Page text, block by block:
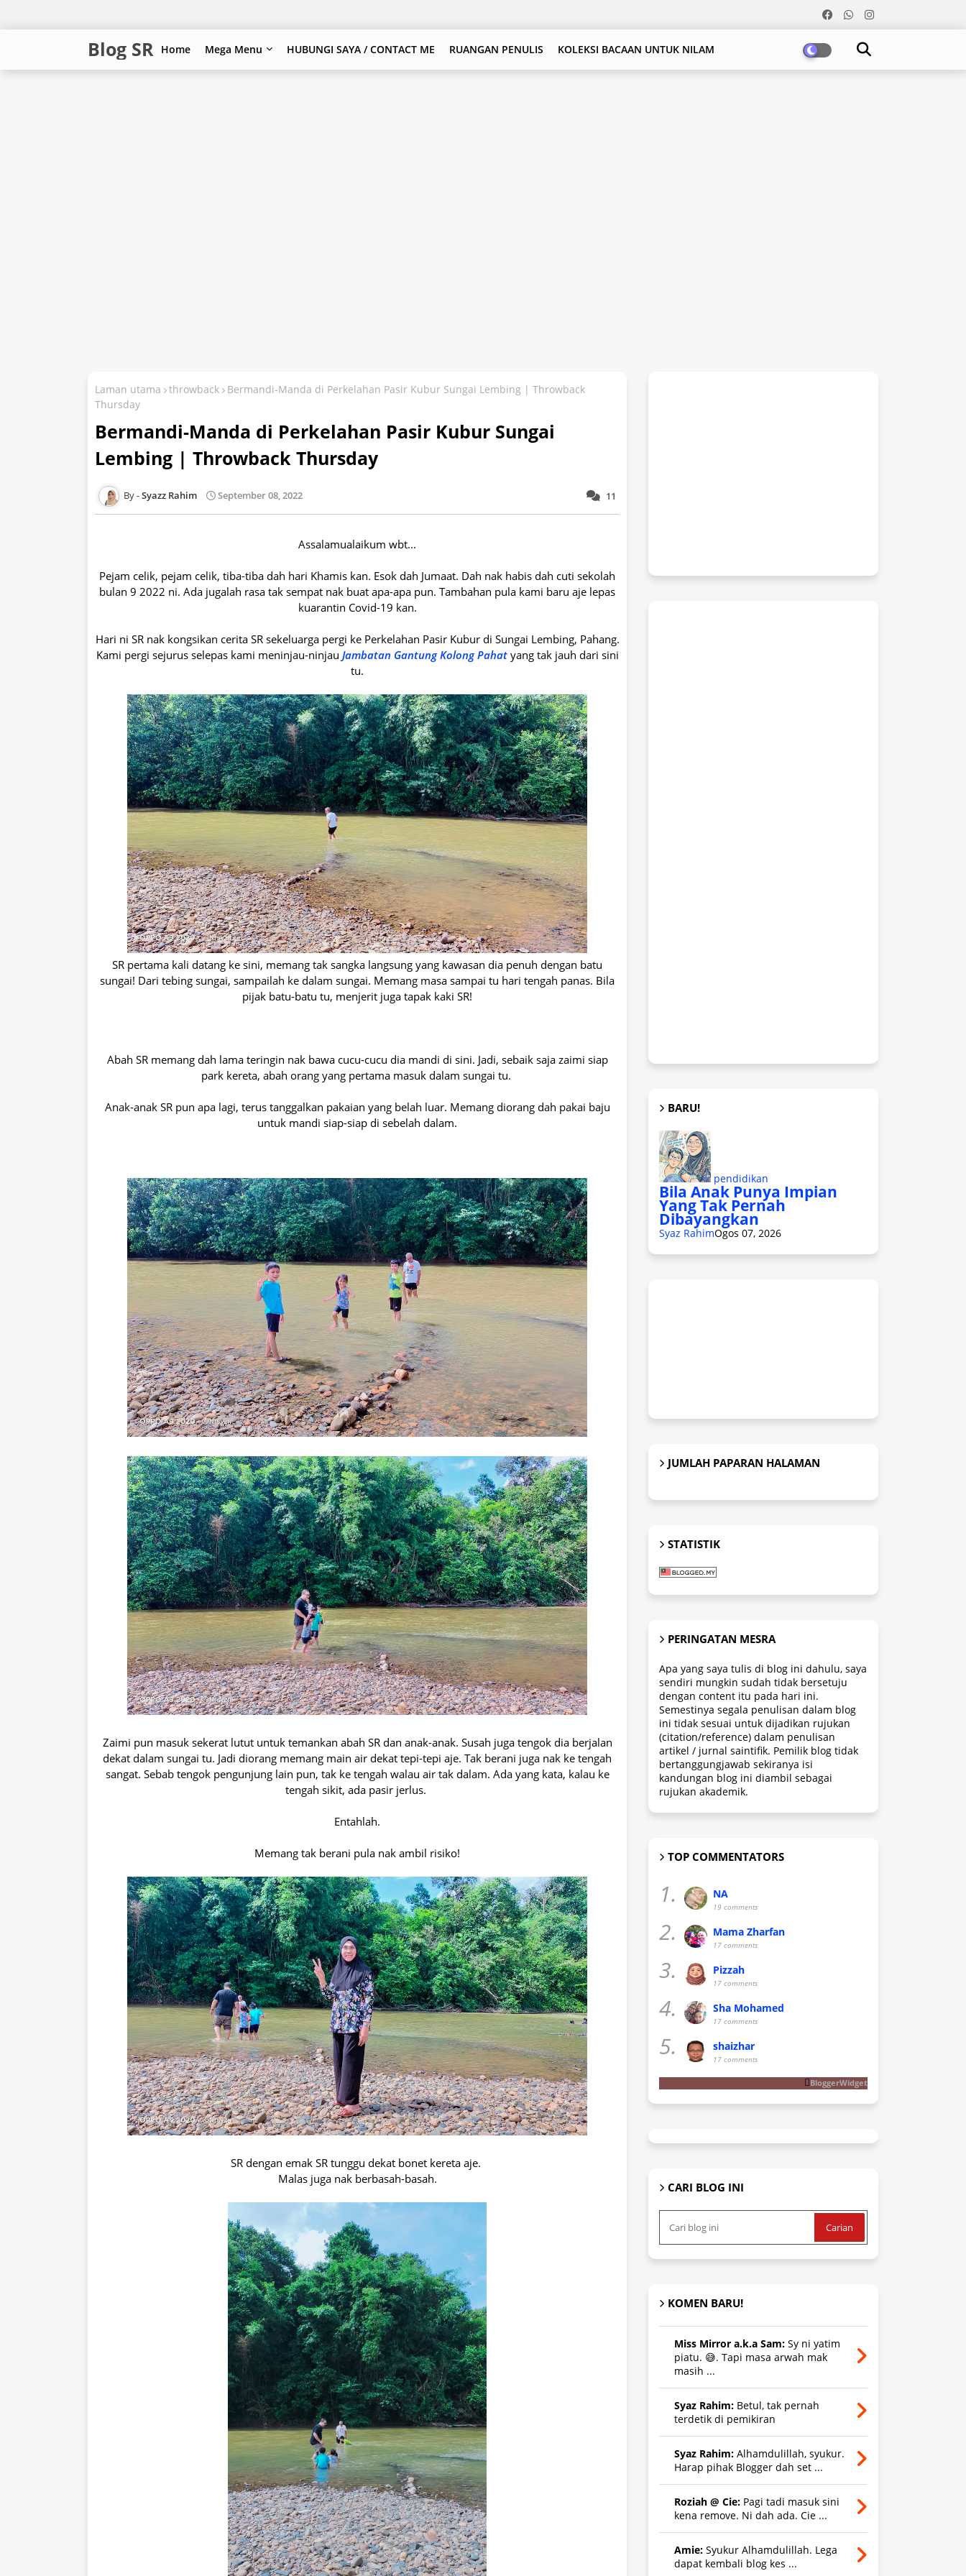
Blog SR Home Mega Menu HUBUNGI SAYA / CONTACT ME RUANGAN PENULIS KOLEKSI BACAAN UNTUK NILAM
Laman utama throwback
Bermandi-Manda di Perkelahan Pasir Kubur Sungai Lembing | Throwback
Thursday
Bermandi-Manda di Perkelahan Pasir Kubur Sungai
Lembing | Throwback Thursday
11
Syazz Rahim September 08, 2022
Assalamualaikum wbt...
Pejam celik, pejam celik, tiba-tiba dah hari Khamis kan. Esok dah Jumaat. Dah nak habis dah cuti sekolah
bulan 9 2022 ni. Ada jugalah rasa tak sempat nak buat apa-apa pun. Tambahan pula kami baru aje lepas
kuarantin Covid-19 kan.
Hari ni SR nak kongsikan cerita SR sekeluarga pergi ke Perkelahan Pasir Kubur di Sungai Lembing, Pahang.
Kami pergi sejurus selepas kami meninjau-ninjau Jambatan Gantung Kolong Pahatyang tak jauh dari sini
tu.
SR pertama kali datang ke sini, memang tak sangka langsung yang kawasan dia penuh dengan batu
sungai! Dari tebing sungai, sampailah ke dalam sungai. Memang masa sampai tu hari tengah panas. Bila
pijak batu-batu tu, menjerit juga tapak kaki SR!
Abah SR memang dah lama teringin nak bawa cucu-cucu dia mandi di sini. Jadi, sebaik saja zaimi siap
park kereta, abah orang yang pertama masuk dalam sungai tu.
Anak-anak SR pun apa lagi, terus tanggalkan pakaian yang belah luar. Memang diorang dah pakai baju
untuk mandi siap-siap di sebelah dalam.
Zaimi pun masuk sekerat lutut untuk temankan abah SR dan anak-anak. Susah juga tengok dia berjalan
dekat dalam sungai tu. Jadi diorang memang main air dekat tepi-tepi aje. Tak berani juga nak ke tengah
sangat. Sebab tengok pengunjung lain pun, tak ke tengah walau air tak dalam. Ada yang kata, kalau ke
tengah sikit, ada pasir jerlus.
Entahlah.
Memang tak berani pula nak ambil risiko!
SR dengan emak SR tunggu dekat bonet kereta aje.
Malas juga nak berbasah-basah.
BARU!
pendidikan
Bila Anak Punya Impian
Yang Tak Pernah
Dibayangkan
Syaz RahimOgos 07, 2026
JUMLAH PAPARAN HALAMAN
STATISTIK
PERINGATAN MESRA
Apa yang saya tulis di blog ini dahulu, saya
sendiri mungkin sudah tidak bersetuju
dengan content itu pada hari ini.
Semestinya segala penulisan dalam blog
ini tidak sesuai untuk dijadikan rujukan
(citation/reference) dalam penulisan
artikel / jurnal saintifik. Pemilik blog tidak
bertanggungjawab sekiranya isi
kandungan blog ini diambil sebagai
rujukan akademik.
TOP COMMENTATORS
1. NA
19 comments
2. Mama Zharfan
17 comments
3. Pizzah
17 comments
4. Sha Mohamed
17 comments
5. shaizhar
17 comments
BloggerWidget
CARI BLOG INI
KOMEN BARU!
Miss Mirror a.k.a Sam: Sy ni yatim
piatu. 😅. Tapi masa arwah mak
masih ...
Syaz Rahim: Betul, tak pernah
terdetik di pemikiran
Syaz Rahim: Alhamdulillah, syukur.
Harap pihak Blogger dah set ...
Roziah @ Cie: Pagi tadi masuk sini
kena remove. Ni dah ada. Cie ...
Amie: Syukur Alhamdulillah. Lega
dapat kembali blog kes ...